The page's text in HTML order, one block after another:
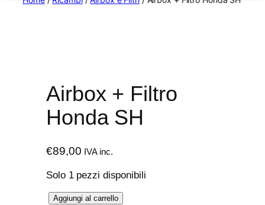
Airbox + Filtro
Honda SH
€89,00 IVA inc.
Solo 1 pezzi disponibili
Aggiungi al carrello